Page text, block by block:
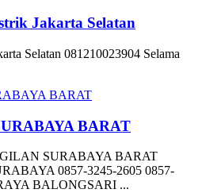
Jakarta Selatan
Selatan 081210023904 Selama
BARAT
SURABAYA BARAT
0857-3245-2605 0857-
BALONGSARI ...